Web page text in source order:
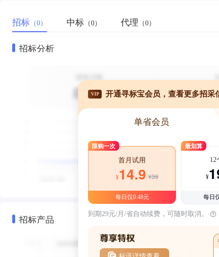
招标 （0） 中标 （0） 代理 （0）
招标分析
招标产品
VIP 开通寻标宝会员，查看更多招采
单省会员
限购一次
首月试用
¥14.9 ¥39
每日仅0.48元
最划算
12
¥
每日
到期29元/月/省自动续费，可随时取消。